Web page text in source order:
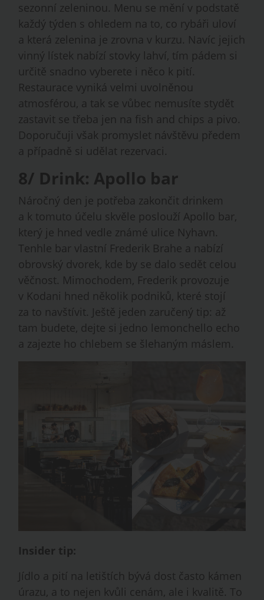
sezonní zeleninou. Menu se mění v podstatě
každý týden s ohledem na to, co rybáři uloví
a která zelenina je zrovna v kurzu. Navíc jejich
vinný lístek nabízí stovky lahví, tím pádem si
určitě snadno vyberete i něco k pití.
Restaurace vyniká velmi uvolněnou
atmosférou, a tak se vůbec nemusíte stydět
zastavit se třeba jen na fish and chips a pivo.
Doporučuji však promyslet návštěvu předem
a případně si udělat rezervaci.
8/ Drink: Apollo bar
Náročný den je potřeba zakončit drinkem
a k tomuto účelu skvěle poslouží Apollo bar,
který je hned vedle známé ulice Nyhavn.
Tenhle bar vlastní Frederik Brahe a nabízí
obrovský dvorek, kde by se dalo sedět celou
věčnost. Mimochodem, Frederik provozuje
v Kodani hned několik podniků, které stojí
za to navštívit. Ještě jeden zaručený tip: až
tam budete, dejte si jedno lemonchello echo
a zajezte ho chlebem se šlehaným máslem.
Insider tip:
Jídlo a pití na letištích bývá dost často kámen
úrazu, a to nejen kvůli cenám, ale i kvalitě. To